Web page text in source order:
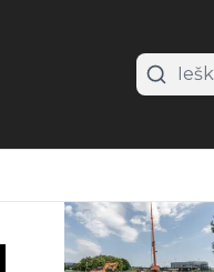
Populiariausi